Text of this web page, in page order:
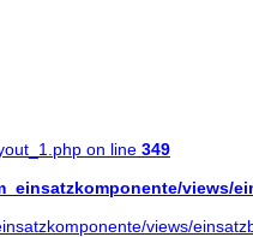
on line 349
views/
views/